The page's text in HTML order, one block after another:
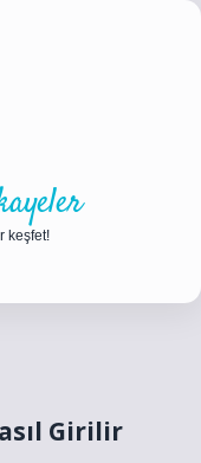
keşfet!
Girilir